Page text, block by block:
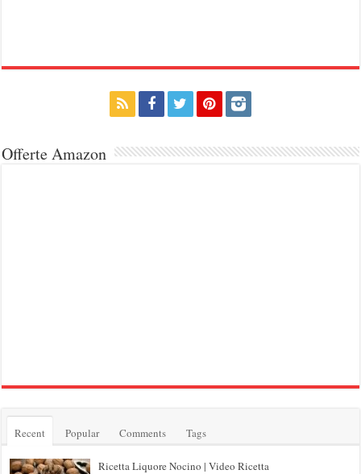
Offerte Amazon
Recent Popular Comments Tags
Ricetta Liquore Nocino | Video Ricetta